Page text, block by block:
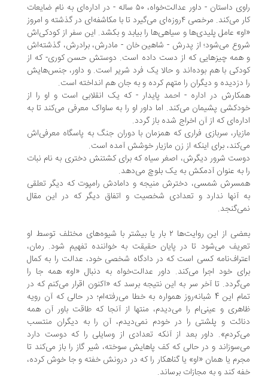
راوی داستان - داور عدالت‌خواه، ۵۰ ساله - در اداره‌ای به نام ضایعات
کار می‌کند. مرخصی ۴روزه‌ای می‌گیرد تا با مکاشفه‌ای در گذشته و امروز
عامل پلیدی‌ها و سیاهی‌ها را بیابد و بکشد. این سفر از کودکی‌اش
می‌شود؛ از پدرش - شاهین خان - مادرش، برادرش، گذشته‌اش
چیزهایی که از دست داده است. دوستش حسن کوری- که از
با هم بوده‌اند و حالا یک فرد شریر است. و داور، جنس‌هایش
دزدیده و دیگران را متهم کرده و به جان هم انداخته است.
در اداره - احمد پایدار - که یک انقلابی است و او را از
پشیمان می‌کند. اما داور او را به ساواک معرفی می‌کند تا به
که از آن اخراج شده باز گردد.
سربازی فراری که همزمان با دوران جنگ به پاسگاه معرفی‌اش
برای اینکه از زن مازیار خوشش آمده است.
شرور دیگرش، اصغر سیاه که برای کشتنش دختری به نام نبات
به عنوان آدمکش به یک بلوچ می‌دهد.
شمسی، دخترش منیجه و دامادش رامپوت که دیگر تعلقی
آنها ندارد و تعدادی شخصیت و اتفاق دیگر که در این مقال
بعضی از این روایت‌ها ۲ بار یا بیشتر با شیوه‌های مختلف توسط او
می‌شود تا در پایان حقیقت به خواننده تفهیم شود. رمان،
کسی است که در دادگاه شخصی خود، عدالت را به کمال
خود اجرا می‌کند. داور عدالت‌خواه به دنبال «او» همه جا را
تا آخر سر به این نتیجه برسد که «اکنون اقرار می‌کنم که در
تمام این 4 شبانه‌روز همواره به خطا می‌رفته‌ام؛ در حالی که آن رویه
و عینی‌ام را می‌دیدم، منتها از آنجا که طاقت باور آن همه
و پلشتی را در خودم نمی‌دیدم، آن را به دیگران منتسب
داور بعد از آنکه تعدادی از وسایلی را که دوست دارد
و در حالی که کف پاهایش سوخته، شیر گاز را باز می‌کند تا
یا همان «او» یا گناهکار را که در درونش خفته و جا خوش کرده،
کند و به مجازات برساند.